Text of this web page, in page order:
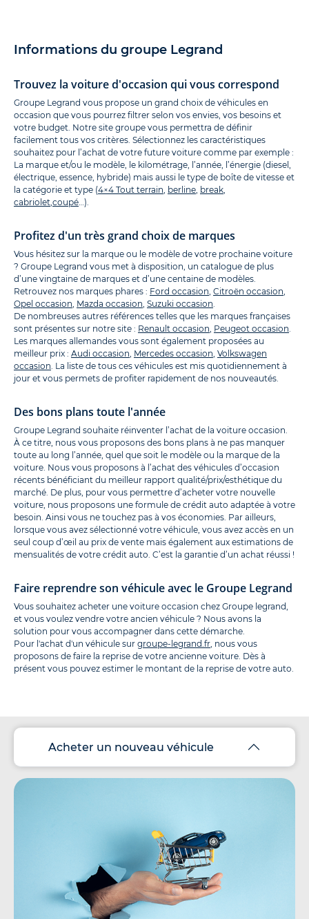
Informations du groupe Legrand
Trouvez la voiture d'occasion qui vous correspond
Groupe Legrand vous propose un grand choix de véhicules en
occasion que vous pourrez filtrer selon vos envies, vos besoins et
votre budget. Notre site groupe vous permettra de définir
facilement tous vos critères. Sélectionnez les caractéristiques
souhaitez pour l’achat de votre future voiture comme par exemple :
La marque et/ou le modèle, le kilométrage, l’année, l’énergie (diesel,
électrique, essence, hybride) mais aussi le type de boîte de vitesse et
la catégorie et type (4×4 Tout terrain, berline, break,
cabriolet,coupé…).
Profitez d'un très grand choix de marques
Vous hésitez sur la marque ou le modèle de votre prochaine voiture
? Groupe Legrand vous met à disposition, un catalogue de plus
d’une vingtaine de marques et d’une centaine de modèles.
Retrouvez nos marques phares : Ford occasion, Citroën occasion,
Opel occasion, Mazda occasion, Suzuki occasion.
De nombreuses autres références telles que les marques françaises
sont présentes sur notre site : Renault occasion, Peugeot occasion.
Les marques allemandes vous sont également proposées au
meilleur prix : Audi occasion, Mercedes occasion, Volkswagen
occasion. La liste de tous ces véhicules est mis quotidiennement à
jour et vous permets de profiter rapidement de nos nouveautés.
Des bons plans toute l'année
Groupe Legrand souhaite réinventer l’achat de la voiture occasion.
À ce titre, nous vous proposons des bons plans à ne pas manquer
toute au long l’année, quel que soit le modèle ou la marque de la
voiture. Nous vous proposons à l’achat des véhicules d’occasion
récents bénéficiant du meilleur rapport qualité/prix/esthétique du
marché. De plus, pour vous permettre d’acheter votre nouvelle
voiture, nous proposons une formule de crédit auto adaptée à votre
besoin. Ainsi vous ne touchez pas à vos économies. Par ailleurs,
lorsque vous avez sélectionné votre véhicule, vous avez accès en un
seul coup d’œil au prix de vente mais également aux estimations de
mensualités de votre crédit auto. C’est la garantie d’un achat réussi !
Faire reprendre son véhicule avec le Groupe Legrand
Vous souhaitez acheter une voiture occasion chez Groupe legrand,
et vous voulez vendre votre ancien véhicule ? Nous avons la
solution pour vous accompagner dans cette démarche.
Pour l'achat d'un véhicule sur groupe-legrand.fr, nous vous
proposons de faire la reprise de votre ancienne voiture. Dès à
présent vous pouvez estimer le montant de la reprise de votre auto.
Acheter un nouveau véhicule